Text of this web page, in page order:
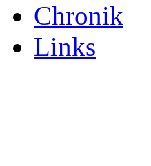
Chronik
Links